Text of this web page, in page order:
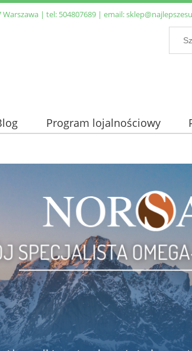
Warszawa | tel: 504807689 | email:
Program lojalnościowy